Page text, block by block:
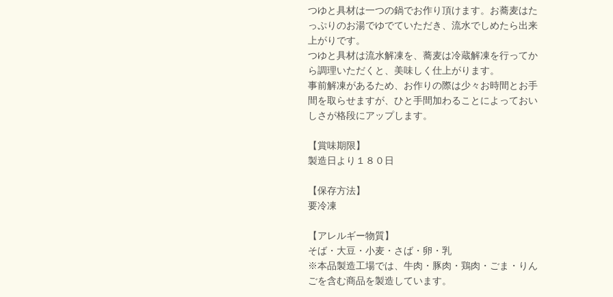
つゆと具材は一つの鍋でお作り頂けます。お蕎麦はた
っぷりのお湯でゆでていただき、流水でしめたら出来
上がりです。
つゆと具材は流水解凍を、蕎麦は冷蔵解凍を行ってか
ら調理いただくと、美味しく仕上がります。
事前解凍があるため、お作りの際は少々お時間とお手
間を取らせますが、ひと手間加わることによっておい
しさが格段にアップします。
【賞味期限】
製造日より１８０日
【保存方法】
要冷凍
【アレルギー物質】
そば・大豆・小麦・さば・卵・乳
※本品製造工場では、牛肉・豚肉・鶏肉・ごま・りん
ごを含む商品を製造しています。